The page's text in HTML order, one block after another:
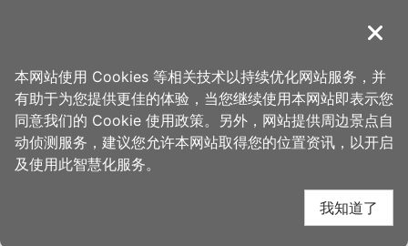
導覽
首页 > 想去的地方 > 美食、购物 > 复兴航栈-平镇文化公园店
复兴航栈-平镇文化公
园店 周边景点
关闭
本网站使用 Cookies 等相关技术以持续优化网站服务，并
有助于为您提供更佳的体验，当您继续使用本网站即表示您
同意我们的 Cookie 使用政策。另外，网站提供周边景点自
动侦测服务，建议您允许本网站取得您的位置资讯，以开启
及使用此智慧化服务。
我知道了